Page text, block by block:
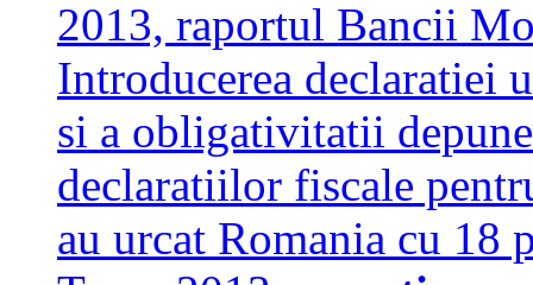
2013, raportul Bancii
Introducerea declaratiei
si a obligativitatii
declaratiilor fiscale
au urcat Romania cu 18